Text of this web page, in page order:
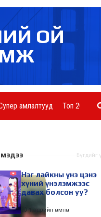
ОЙ
амлалтууд Топ 20 ААН
Бүгдийг
Нэг лайкны үнэ цэнэ
хүний үнэлэмжээс
давах болсон уу?
1 өдрийн өмнө